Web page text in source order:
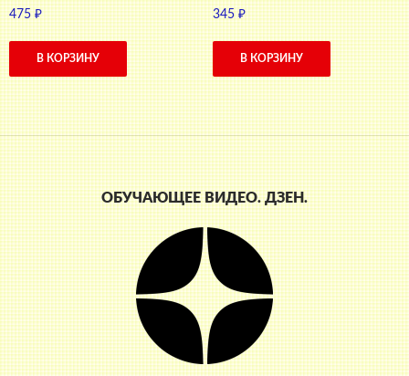
475₽
В КОРЗИНУ
345₽
В КОРЗИНУ
ОБУЧАЮЩЕЕ ВИДЕО. ДЗЕН.